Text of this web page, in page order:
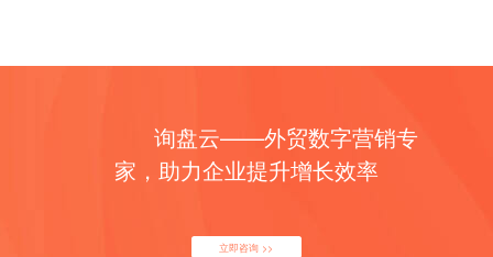
询盘云——外贸数字营销专
家，助力企业提升增长效率
立即咨询 >>